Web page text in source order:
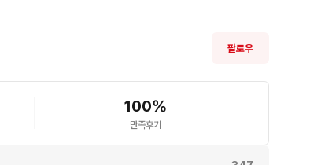
팔로우
100%
만족후기